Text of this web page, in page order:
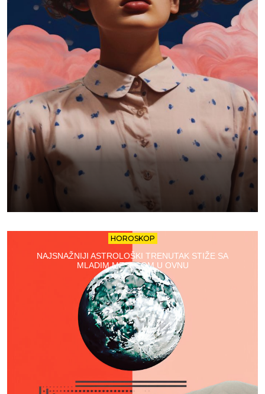
HOROSKOP
NAJSNAŽNIJI ASTROLOŠKI TRENUTAK STIŽE SA
MLADIM MESECOM U OVNU